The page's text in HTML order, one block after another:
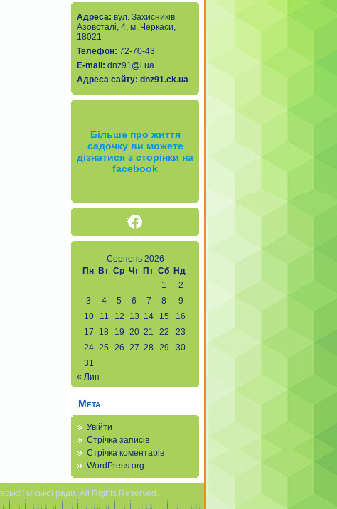
Адреса: вул. Захисників
Азовсталі, 4, м. Черкаси,
18021
Телефон: 72-70-43
Е-mail : dnz91@i.ua
Адреса сайту: dnz91.ck.ua
Більше про життя
садочку ви можете
дізнатися з сторінки на
facebook
Facebook
Серпень 2026
Пн
Вт Ср Чт Пт Сб
Нд
1
2
3
4 5 6 7 8
9
10
11 12 13 14 15
16
17
18 19 20 21 22
23
24 25 26 27 28 29
30
31
« Лип
Мета
Увійти
Стрічка записів
Стрічка коментарів
WordPress.org
міської ради. All Rights Reserved.